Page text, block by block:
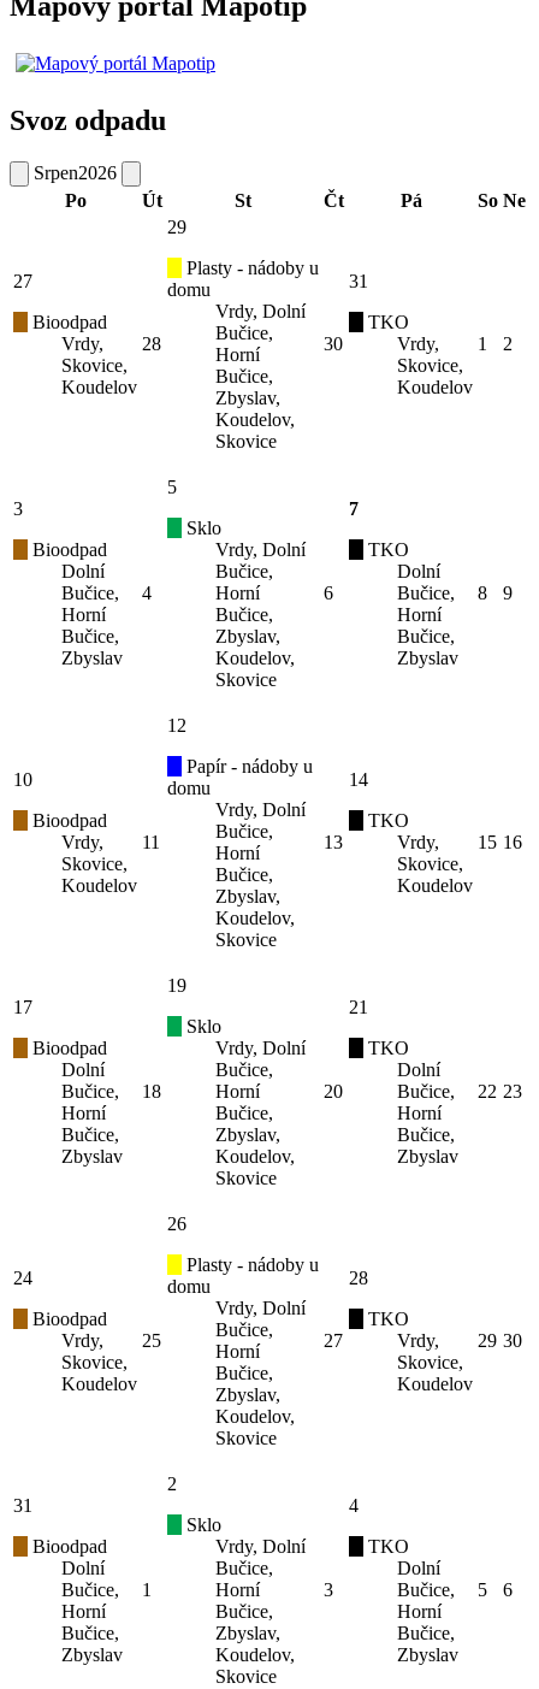
Mapový portál Mapotip
Svoz odpadu
Srpen2026
Po
Út St Čt Pá So Ne
27
Bioodpad
Vrdy,
Skovice,
Koudelov
28
29
Plasty - nádoby u
domu
Vrdy, Dolní
Bučice,
Horní
Bučice,
Zbyslav,
Koudelov,
Skovice
30
31
TKO
Vrdy,
Skovice,
Koudelov
1 2
3
Bioodpad
Dolní
Bučice,
Horní
Bučice,
Zbyslav
4
5
Sklo
Vrdy, Dolní
Bučice,
Horní
Bučice,
Zbyslav,
Koudelov,
Skovice
6
7
TKO
Dolní
Bučice,
Horní
Bučice,
Zbyslav
8 9
10
Bioodpad
Vrdy,
Skovice,
Koudelov
11
12
Papír - nádoby u
domu
Vrdy, Dolní
Bučice,
Horní
Bučice,
Zbyslav,
Koudelov,
Skovice
13
14
TKO
Vrdy,
Skovice,
Koudelov
15 16
17
Bioodpad
Dolní
Bučice,
Horní
Bučice,
Zbyslav
18
19
Sklo
Vrdy, Dolní
Bučice,
Horní
Bučice,
Zbyslav,
Koudelov,
Skovice
20
21
TKO
Dolní
Bučice,
Horní
Bučice,
Zbyslav
22 23
24
Bioodpad
Vrdy,
Skovice,
Koudelov
25
26
Plasty - nádoby u
domu
Vrdy, Dolní
Bučice,
Horní
Bučice,
Zbyslav,
Koudelov,
Skovice
27
28
TKO
Vrdy,
Skovice,
Koudelov
29 30
31
Bioodpad
Dolní
Bučice,
Horní
Bučice,
Zbyslav
1
2
Sklo
Vrdy, Dolní
Bučice,
Horní
Bučice,
Zbyslav,
Koudelov,
Skovice
3
4
TKO
Dolní
Bučice,
Horní
Bučice,
Zbyslav
5 6